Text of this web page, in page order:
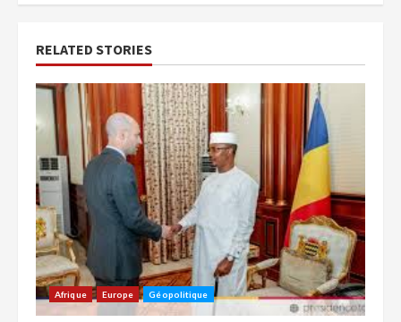
RELATED STORIES
Afrique Europe Géopolitique